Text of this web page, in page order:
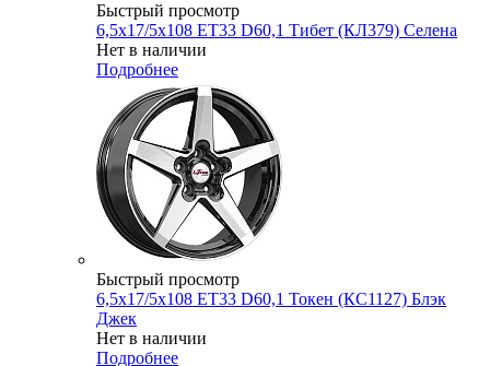
Быстрый просмотр
6,5x17/5x108 ET33 D60,1 Тибет (КЛ379) Селена
Нет в наличии
Подробнее
Быстрый просмотр
6,5x17/5x108 ET33 D60,1 Токен (КС1127) Блэк
Джек
Нет в наличии
Подробнее